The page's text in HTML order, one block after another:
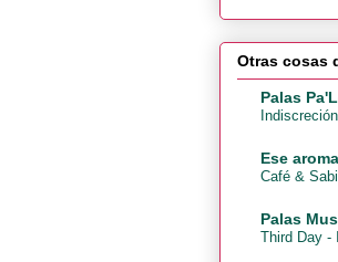
Otras cosas
Palas
Indiscreción
Ese
Café &
Palas
Third Day -